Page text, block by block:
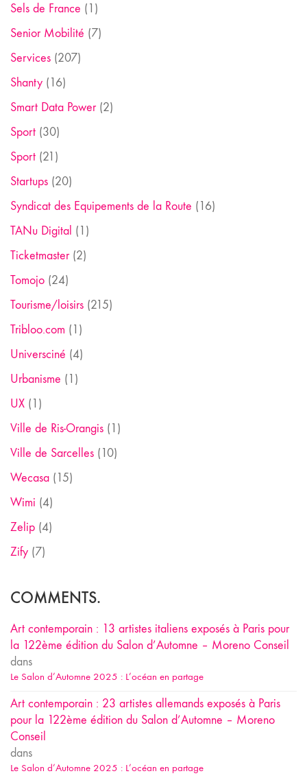
Sels de France (1)
Senior Mobilité (7)
Services (207)
Shanty (16)
Smart Data Power(2)
Sport (30)
Sport (21)
Startups (20)
Syndicat des Equipements de la Route (16)
TANu Digital (1)
Ticketmaster(2)
Tomojo (24)
Tourisme/loisirs (215)
Tribloo.com (1)
Universciné (4)
Urbanisme (1)
UX (1)
Ville de Ris-Orangis (1)
Ville de Sarcelles (10)
Wecasa (15)
Wimi (4)
Zelip (4)
Zify (7)
COMMENTS.
Art contemporain : 13 artistes italiens exposés à Paris pour
la 122ème édition du Salon d’Automne – Moreno Conseil
dans
Le Salon d’Automne 2025 : L’océan en partage
Art contemporain : 23 artistes allemands exposés à Paris
pour la 122ème édition du Salon d’Automne – Moreno
Conseil
dans
Le Salon d’Automne 2025 : L’océan en partage